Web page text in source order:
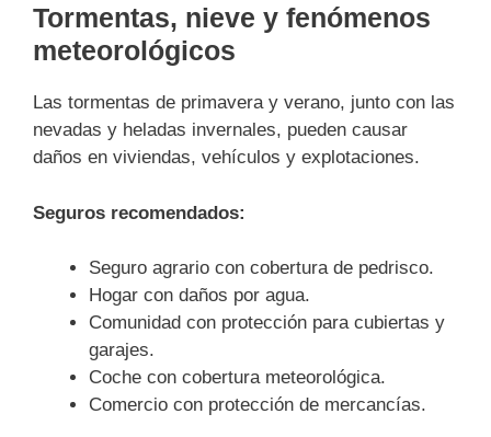
Tormentas, nieve y fenómenos
meteorológicos
Las tormentas de primavera y verano, junto con las
nevadas y heladas invernales, pueden causar
daños en viviendas, vehículos y explotaciones.
Seguros recomendados:
Seguro agrario con cobertura de pedrisco.
Hogar con daños por agua.
Comunidad con protección para cubiertas y
garajes.
Coche con cobertura meteorológica.
Comercio con protección de mercancías.